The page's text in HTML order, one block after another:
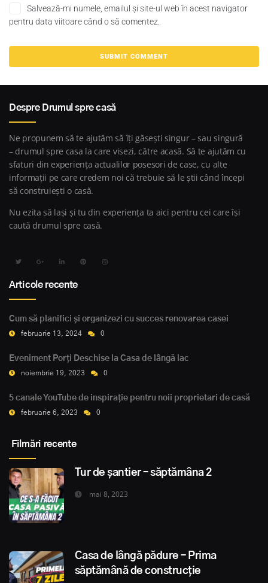
Salvează-mi numele, emailul și site-ul web în acest navigator
pentru data viitoare când o să comentez.
Despre Drumul spre casă
Ne propunem să te ajutăm să îți găsești singur – sau singură
– drumul spre casa la care visezi, către acasă. Să te ajutăm cu
sfaturi din experiența actualilor posesori de case, cu alte
informații pe care credem noi că trebuie să le știi când începi
să construiești o casă.
Nu ezita să lași și tu din experiența ta aici pentru cei care își
caută drumul spre casă.
Articole recente
Cum să planifici și organizezi cu succes renovarea casei
februarie 13, 2024 0
Eveniment Porți Deschise la Casa de lângă lac
noiembrie 19, 2023 0
5 canale YouTube de inspirație pentru noii proprietari de casă
februarie 6, 2023 0
Filmări recente
Tur de șantier – săptămâna 2
mai 8, 2023
Casa de lângă pădure – Prima
săptămână de construcție